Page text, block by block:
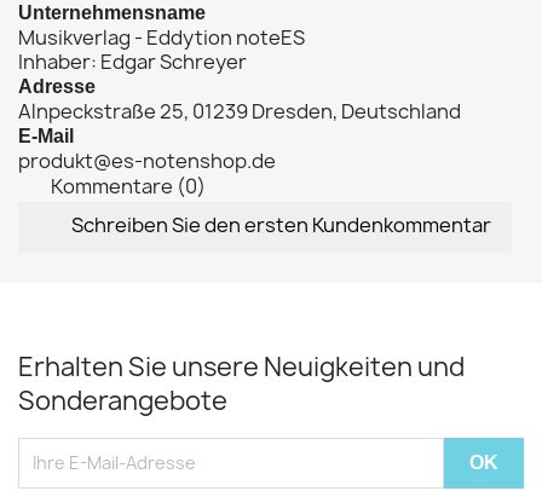
Unternehmensname
Musikverlag - Eddytion noteES
Inhaber: Edgar Schreyer
Adresse
Alnpeckstraße 25, 01239 Dresden, Deutschland
E-Mail
produkt@es-notenshop.de
Kommentare (0)
Schreiben Sie den ersten Kundenkommentar
Erhalten Sie unsere Neuigkeiten und
Sonderangebote